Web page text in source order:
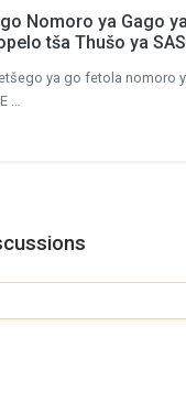
Nomoro ya Gago
tša Thušo ya
ya go fetola nomoro
…